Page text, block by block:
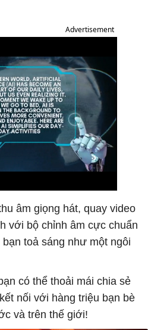
Advertisement
âm giọng hát, quay video
với bộ chỉnh âm cực chuẩn
toả sáng như một ngôi
có thể thoải mái chia sẻ
nối với hàng triệu bạn bè
và trên thế giới!